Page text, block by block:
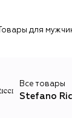
Товары для
Все товары
Stefano